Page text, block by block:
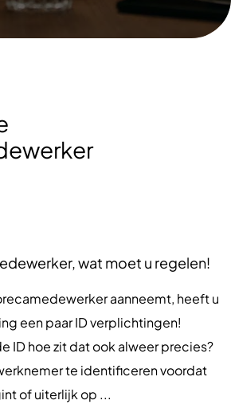
wat moet u regelen!
aanneemt, heeft u
een paar ID verplichtingen!
ID hoe zit dat ook alweer precies?
te identificeren voordat
of uiterlijk op ...